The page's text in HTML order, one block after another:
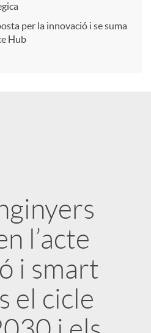
per la innovació i se suma
Hub
l’acte
i smart
el cicle